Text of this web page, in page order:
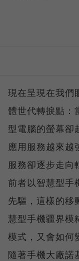
現在呈現在我們
體世代轉捩點：
型電腦的螢幕卻
應用服務越來越
服務卻逐步走向
前者以智慧型手
先驅，這樣的移
慧型手機疆界模
模式，又會如何
隨著手機大廠諾